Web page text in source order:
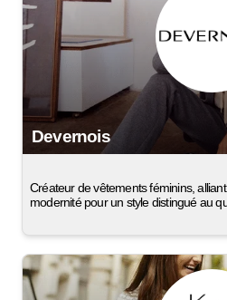
Devernois
Créateur de vêtements féminins,
modernité pour un style distingué au